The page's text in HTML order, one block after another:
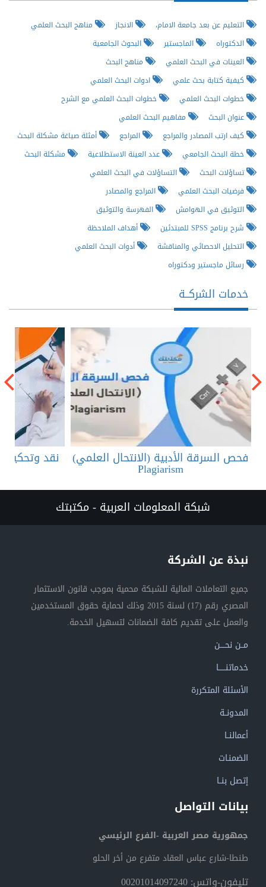
التعليم عن بعد جامعة الامام، الانجاز
مناهج البحث العلمي
الدكتوراه
الماجستير
البحوث الجامعية
العينات في البحث العلمي
مناهج البحث
كيفية كتابة بحث علمي
ادوات البحث العلمي
خطوات البحث العلمي
خطوات البحث العلمي مع الشرح
عنوان البحث
مفاهيم البحث العلمي
كيف ارتب المصادر والمراجع
المراجع
أمثلة صياغة مشكلة البحث
خطة البحث الجامعي
عدد العينة الاستطلاعية
مشكلة البحث
تساؤلات البحث
التساؤلات في البحث العلمي
فرضيات البحث العلمي
المراجع والمصادر
التوثيق في الهوامش
الفهرسة والتوثيق
شرح برنامج SPSS للمبتدئين
أهداف الملاحظة
التحليل الاحصائي والمناقشة
أدوات البحث العلمي
رسائل ماجستير ودكتوراه
خدمات الشركــة
فحص السرقة الأدبية (الانتحال العلمي)
Plagiarism
نقد وتحكيم
شبكة المعلومات العربية - مكتبتك
نبذة عن الشركة
جميع التعاملات المالية للشبكة محمية بموجب قانون الاستثمار
المصري رقم (17) لسنة 2015 وذلك لحماية حقوق المستخدمين
والعمل على تقديم كافة الضمانات لتسهيل الخدمة.
مــن نحــــن
خدماتنــــــا
الأسئلة المتكررة
المدونــة
أعمالنــا
الضمنـات
إتصل بنــا
بيانات التواصل
جمهورية مصر العربية -الفرع الرئيسي
طنطا-شارع عباس العقاد متفرع من أخر الحلو
تليفون-واتس: 00201014097240